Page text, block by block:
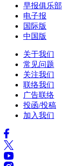
早报俱乐部
电子报
国际版
中国版
关于我们
常见问题
关注我们
联络我们
广告联络
投函/投稿
加入我们